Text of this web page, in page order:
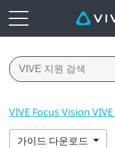
VIVE Focus Vision VIVE
가이드 다운로드